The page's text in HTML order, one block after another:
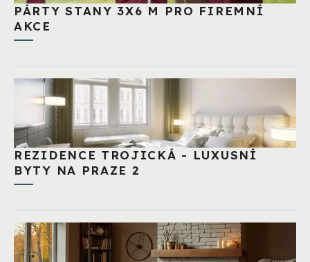
PÁRTY STANY 3X6 M PRO FIREMNÍ
AKCE
REZIDENCE TROJICKÁ - LUXUSNÍ
BYTY NA PRAZE 2